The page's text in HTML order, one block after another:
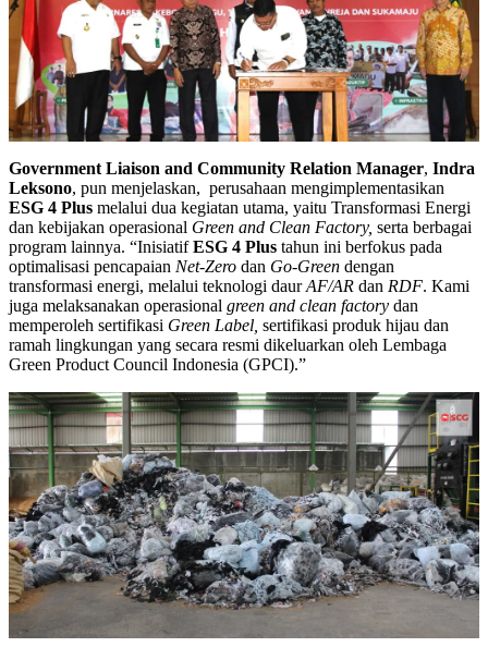
Government Liaison and Community Relation Manager, Indra
Leksono, pun menjelaskan, perusahaan mengimplementasikan
ESG 4 Plus melalui dua kegiatan utama, yaitu Transformasi Energi
dan kebijakan operasional Green and Clean Factory, serta berbagai
program lainnya. “InisiatifESG 4 Plus tahun ini berfokus pada
optimalisasi pencapaian Net-Zero dan Go-Green dengan
transformasi energi, melalui teknologi daurAF/AR dan RDF. Kami
juga melaksanakan operasional green and clean factory dan
memperoleh sertifikasi Green Label, sertifikasi produk hijau dan
ramah lingkungan yang secara resmi dikeluarkan oleh Lembaga
Green Product Council Indonesia (GPCI).”